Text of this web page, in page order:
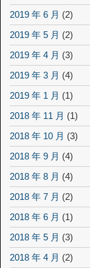
2019 年 6 月 (2)
2019 年 5 月 (2)
2019 年 4 月 (3)
2019 年 3 月 (4)
2019 年 1 月 (1)
2018 年 11 月 (1)
2018 年 10 月 (3)
2018 年 9 月 (4)
2018 年 8 月 (4)
2018 年 7 月 (2)
2018 年 6 月 (1)
2018 年 5 月 (3)
2018 年 4 月 (2)